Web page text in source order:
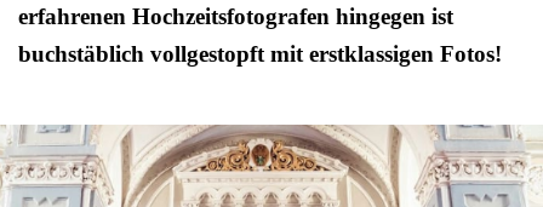
erfahrenen Hochzeitsfotografen hingegen ist
buchstäblich vollgestopft mit erstklassigen Fotos!